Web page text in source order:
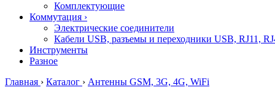
Комплектующие
Коммутация ›
Электрические соединители
Кабели USB, разъемы и переходники USB, RJ11,
Инструменты
Разное
Главная › Каталог › Антенны GSM, 3G, 4G, WiFi